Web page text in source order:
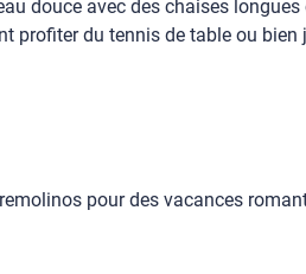
douce avec des chaises
profiter du tennis de table ou
pour des vacances